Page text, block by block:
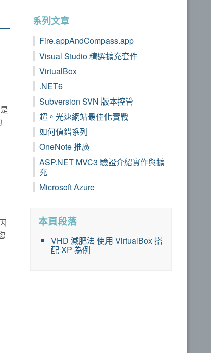
系列文章
Fire.appAndCompass.app
Visual Studio 精選擴充套件
VirtualBox
.NET6
Subversion SVN 版本控管
超。光速網站最佳化實戰
如何偵錯系列
OneNote 推廣
ASP.NET MVC3 驗證介紹實作與擴
充
Microsoft Azure
本頁段落
VHD 減肥法 使用 VirtualBox 搭
配 XP 為例